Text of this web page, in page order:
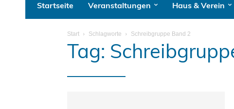
Startseite Veranstaltungen Haus & Verein
Start Schlagworte Schreibgruppe Band 2
Tag: